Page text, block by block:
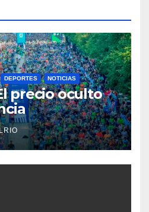
DEPORTES NOTICIAS
precio oculto